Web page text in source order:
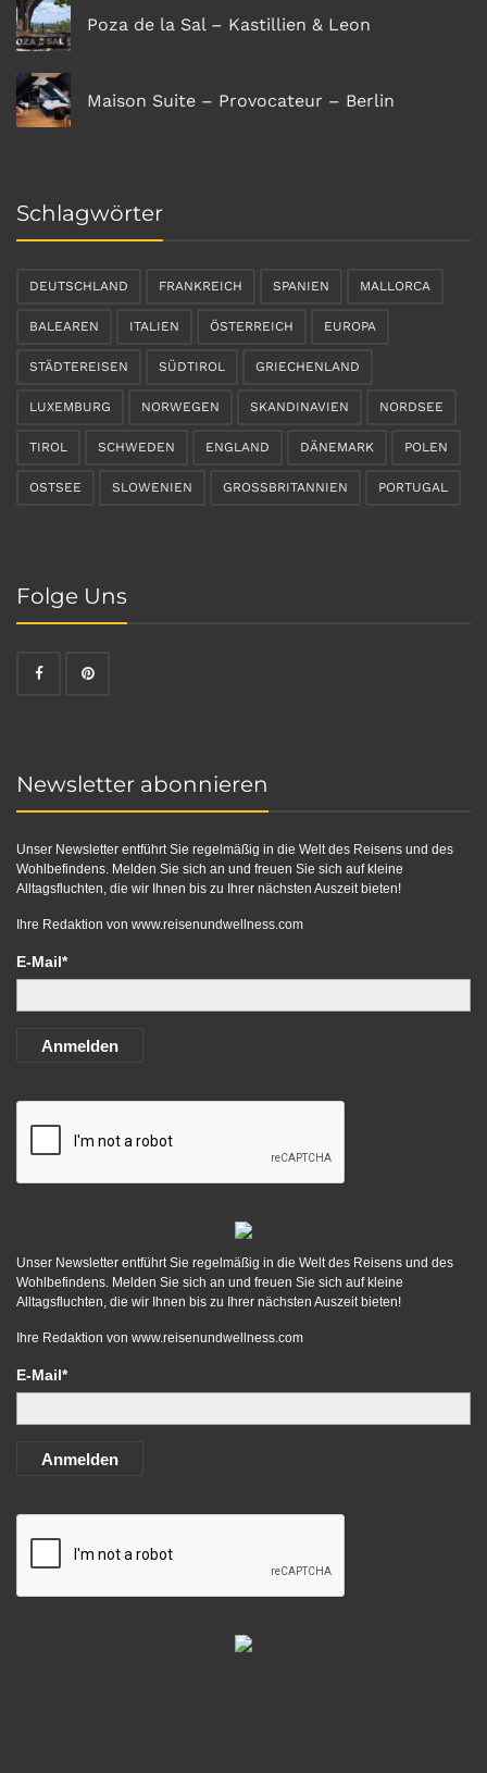
Poza de la Sal – Kastillien & Leon
Maison Suite – Provocateur – Berlin
Schlagwörter
DEUTSCHLAND FRANKREICH SPANIEN MALLORCA
BALEAREN ITALIEN ÖSTERREICH EUROPA
STÄDTEREISEN SÜDTIROL GRIECHENLAND
LUXEMBURG NORWEGEN SKANDINAVIEN NORDSEE
TIROL SCHWEDEN ENGLAND DÄNEMARK POLEN
OSTSEE SLOWENIEN GROSSBRITANNIEN PORTUGAL
Folge Uns
Newsletter abonnieren
Unser Newsletter entführt Sie regelmäßig in die Welt des Reisens und des
Wohlbefindens. Melden Sie sich an und freuen Sie sich auf kleine
Alltagsfluchten, die wir Ihnen bis zu Ihrer nächsten Auszeit bieten!
Ihre Redaktion von www.reisenundwellness.com
E-Mail*
Anmelden
Unser Newsletter entführt Sie regelmäßig in die Welt des Reisens und des
Wohlbefindens. Melden Sie sich an und freuen Sie sich auf kleine
Alltagsfluchten, die wir Ihnen bis zu Ihrer nächsten Auszeit bieten!
Ihre Redaktion von www.reisenundwellness.com
E-Mail*
Anmelden